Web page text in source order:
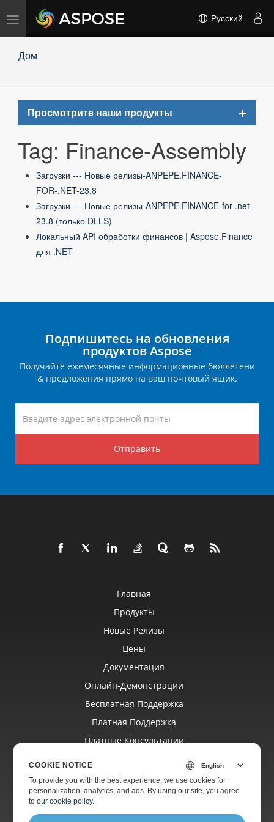
Переключить
навигацию
Русский
Дом
Просмотрите наши продукты
Toggle
Tag: Finance-Assembly
Загрузки --- Новые релизы-ANPEPE.FINANCE-
FOR-.NET-23.8
Загрузки --- Новые релизы-ANPEPE.FINANCE-for-.net-
23.8 (только DLLS)
Локальный API обработки финансов | Aspose.Finance
для .NET
Подпишитесь на обновления
продуктов Aspose
Получайте ежемесячные информационные бюллетени
& предложения прямо на ваш почтовый ящик.
Отправить
Главная
Продукты
Новые Релизы
Цены
Документация
Онлайн‑демонстрации
Бесплатная Поддержка
Платная Поддержка
Платные Консультации
Веб‑сайты
О Компании
COOKIE NOTICE
To provide you with the best experience, we use cookies for
personalization, analytics, and ads. By using our site, you agree
toour cookie policy.